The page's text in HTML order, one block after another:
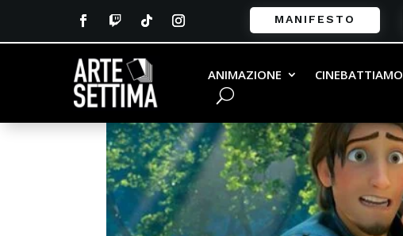
MANIFESTO
ANIMAZIONE CINEBATTIAMO